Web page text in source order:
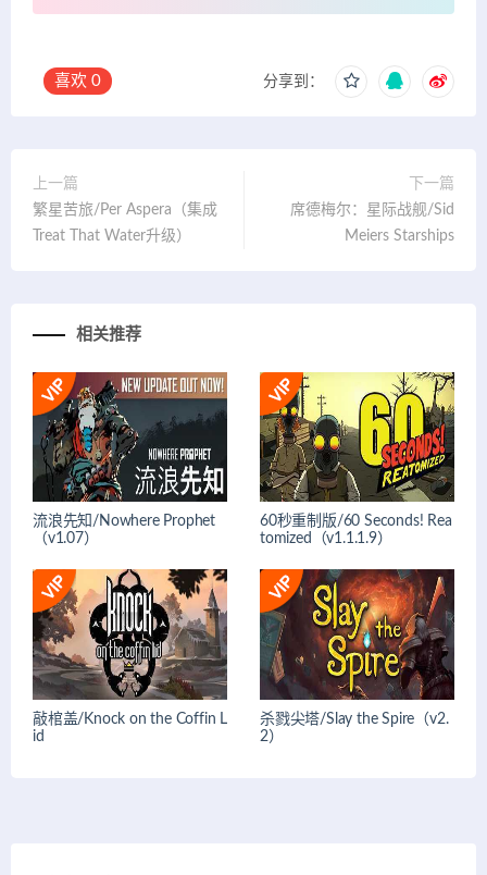
喜欢 0 分享到：
上一篇
繁星苦旅/Per Aspera（集成
Treat That Water升级）
下一篇
席德梅尔：星际战舰/Sid
Meiers Starships
相关推荐
流浪先知/Nowhere Prophet
（v1.07）
60秒重制版/60 Seconds! Rea
tomized（v1.1.1.9）
敲棺盖/Knock on the Coffin L
id
杀戮尖塔/Slay the Spire（v2.
2）